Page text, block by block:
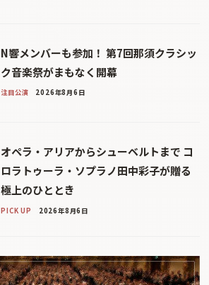
N響メンバーも参加！ 第7回那須クラシッ
ク音楽祭がまもなく開幕
注目公演 2026年8月6日
オペラ・アリアからシューベルトまで コ
ロラトゥーラ・ソプラノ田中彩子が贈る
極上のひととき
PICK UP 2026年8月6日